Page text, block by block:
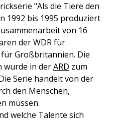
"Als die Tiere den
1992 bis 1995 produziert
von 16
der WDR für
Großbritannien. Die
wurde in derARD zum
Serie handelt von der
den Menschen,
müssen.
welche Talente sich